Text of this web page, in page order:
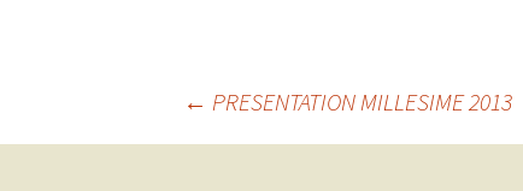
Navigation des
← PRESENTATION MILLESIME 2013